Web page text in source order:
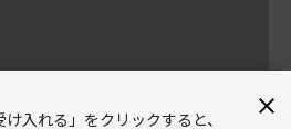
誘導ミサイル完全マスタ
け入れる」をクリックすると、